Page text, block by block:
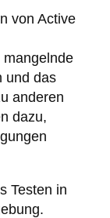
von Active
mangelnde
und das
anderen
dazu,
Testen in